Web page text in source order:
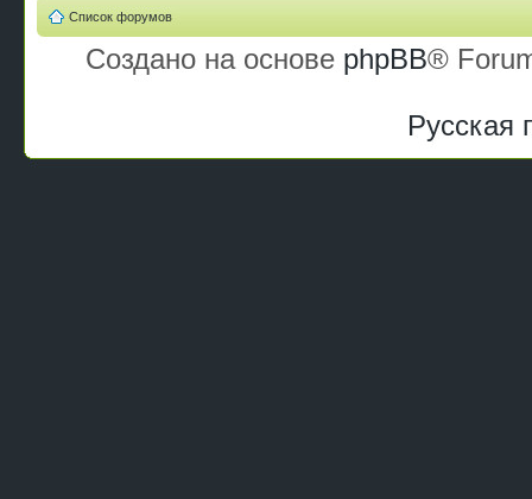
Список форумов
Создано на основе phpBB®
Русская